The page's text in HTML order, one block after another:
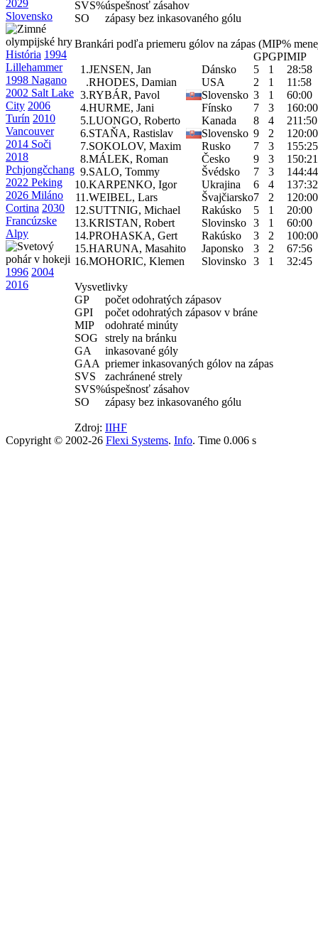
2029
Slovensko
História 1994
Lillehammer
1998 Nagano
2002 Salt Lake
City 2006
Turín 2010
Vancouver
2014 Soči
2018
Pchjongčchang
2022 Peking
2026 Miláno
Cortina 2030
Francúzske
Alpy
1996 2004
2016
SVS%úspešnosť zásahov
SO
zápasy bez inkasovaného gólu
Brankári podľa priemeru gólov na zápas (MIP%
GPGPIMIP
1.JENSEN, Jan Dánsko 5 1
28:58
.RHODES, Damian USA 2 1
11:58
3.RYBÁR, Pavol Slovensko 3 1
60:00
4.HURME, Jani Fínsko 7 3
160:00
5.LUONGO, Roberto Kanada 8 4
211:50
6.STAŇA, Rastislav Slovensko 9 2
120:00
7.SOKOLOV, Maxim Rusko 7 3
155:25
8.MÁLEK, Roman Česko 9 3
150:21
9.SALO, Tommy Švédsko 7 3
144:44
10.KARPENKO, Igor Ukrajina 6 4
137:32
11.WEIBEL, Lars Švajčiarsko7 2
120:00
12.SUTTNIG, Michael Rakúsko 5 1
20:00
13.KRISTAN, Robert Slovinsko 3 1
60:00
14.PROHASKA, Gert Rakúsko 3 2
100:00
15.HARUNA, Masahito Japonsko 3 2
67:56
16.MOHORIC, Klemen Slovinsko 3 1 32:45
Vysvetlivky
GP
počet odohratých zápasov
GPI
počet odohratých zápasov v bráne
MIP
odohraté minúty
SOG
strely na bránku
GA
inkasované góly
GAA priemer inkasovaných gólov na zápas
SVS
zachránené strely
SVS%úspešnosť zásahov
SO
zápasy bez inkasovaného gólu
Zdroj: IIHF
Copyright © 2002-26 Flexi Systems. Info. Time 0.006 s